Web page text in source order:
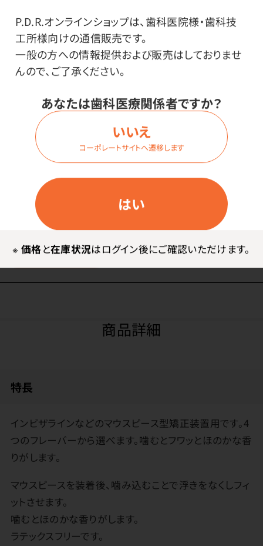
P.D.R.オンラインショップは、歯科医院様・歯科技
工所様向けの通信販売です。
一般の方への情報提供および販売はしておりませ
んので、ご了承ください。
あなたは歯科医療関係者ですか？
はい
いいえ
コーポレートサイトへ遷移します
※ 価格と在庫状況はログイン後にご確認いただけます。
商品番号： 80-2470
在庫：
種類：
バブルガム
内容量：
1袋（2本×5袋入）
価格はログイン後表示
ログイン
商品詳細
特長
インビザラインなどのマウスピース型矯正装置用です。4
つのフレーバーから選べます。噛むとフワッとほのかな香
りがします。
マウスピースを装着後、噛み込むことで浮きをなくしフィ
ットさせます。
噛むとほのかな香りがします。
ラテックスフリーです。